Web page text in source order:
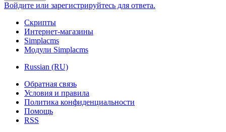
Войдите или зарегистрируйтесь для ответа.
Скрипты
Интернет-магазины
Simplacms
Модули Simplacms
Russian (RU)
Обратная связь
Условия и правила
Политика конфиденциальности
Помощь
RSS